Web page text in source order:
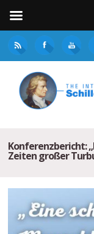
Konferenzbericht:
Zeiten großer